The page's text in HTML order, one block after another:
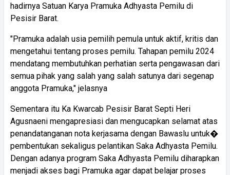
hadirnya Satuan Karya Pramuka Adhyasta Pemilu di
Pesisir Barat.
"Pramuka adalah usia pemilih pemula untuk aktif, kritis dan
mengetahui tentang proses pemilu. Tahapan pemilu 2024
mendatang membutuhkan perhatian serta pengawasan dari
semua pihak yang salah yang salah satunya dari segenap
anggota Pramuka," jelasnya
Sementara itu Ka Kwarcab Pesisir Barat Septi Heri
Agusnaeni mengapresiasi dan mengucapkan selamat atas
penandatanganan nota kerjasama dengan Bawaslu untuk�
pembentukan sekaligus pelantikan Saka Adhyasta Pemilu.
Dengan adanya program Saka Adhyasta Pemilu diharapkan
menjadi akses bagi Pramuka agar dapat belajar proses